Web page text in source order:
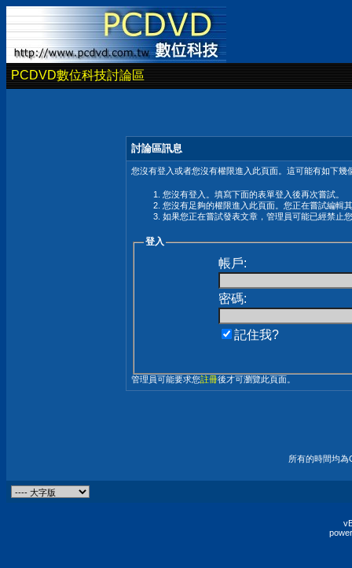
PCDVD數位科技討論區
討論區訊息
您沒有登入或者您沒有權限進入此頁面。這可能有如下幾
您沒有登入。填寫下面的表單登入後再次嘗試。
您沒有足夠的權限進入此頁面。您正在嘗試編輯
如果您正在嘗試發表文章，管理員可能已經禁止
登入
帳戶:
密碼:
記住我?
管理員可能要求您註冊後才可瀏覽此頁面。
所有的時間均為